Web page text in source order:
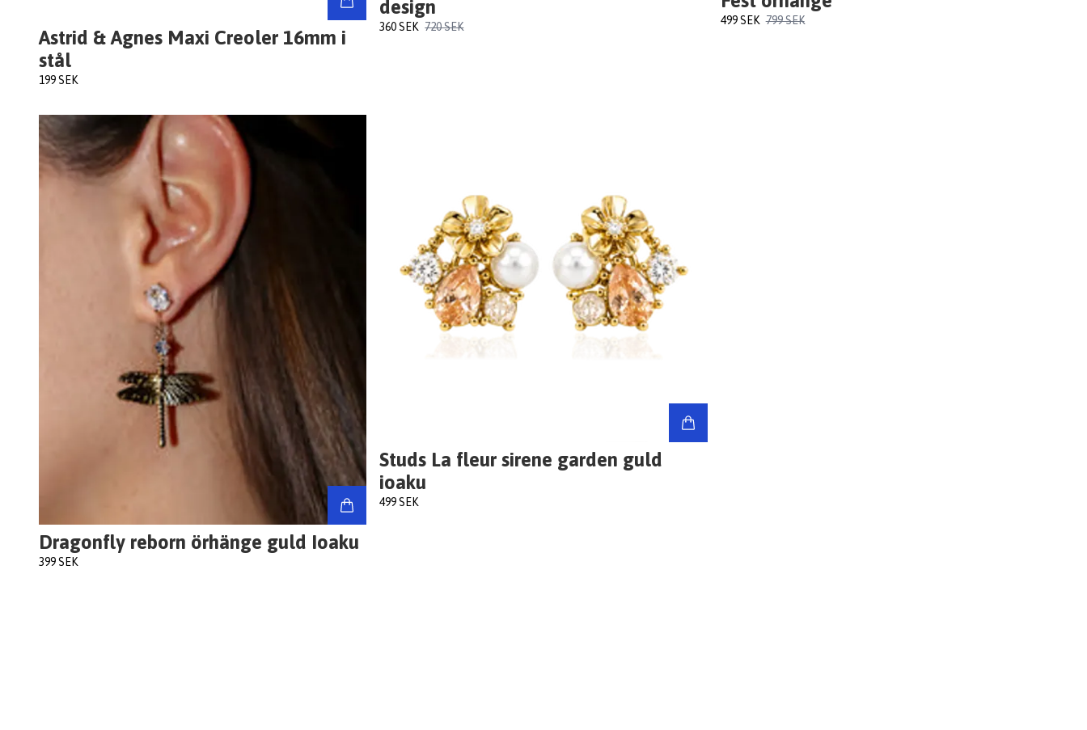
Astrid & Agnes Maxi Creoler 16mm i
stål
199 SEK
design
360 SEK 720 SEK 499 SEK 799 SEK
Dragonfly reborn örhänge guld Ioaku
399 SEK
Studs La fleur sirene garden guld
ioaku
499 SEK